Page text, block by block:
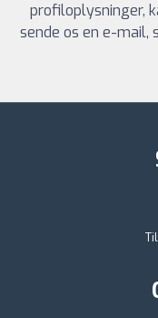
profiloplysninger,
sende os en e-mail,